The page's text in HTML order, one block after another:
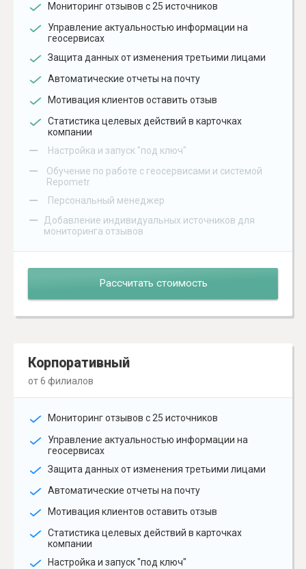
Мониторинг отзывов с 25 источников
Управление актуальностью информации на
геосервисах
Защита данных от изменения третьими лицами
Автоматические отчеты на почту
Мотивация клиентов оставить отзыв
Статистика целевых действий в карточках
компании
– Настройка и запуск "под ключ"
–
Обучение по работе с геосервисами и системой
Repometr
– Персональный менеджер
–
Добавление индивидуальных источников для
мониторинга отзывов
Рассчитать стоимость
Корпоративный
от 6 филиалов
Мониторинг отзывов с 25 источников
Управление актуальностью информации на
геосервисах
Защита данных от изменения третьими лицами
Автоматические отчеты на почту
Мотивация клиентов оставить отзыв
Статистика целевых действий в карточках
компании
Настройка и запуск "под ключ"